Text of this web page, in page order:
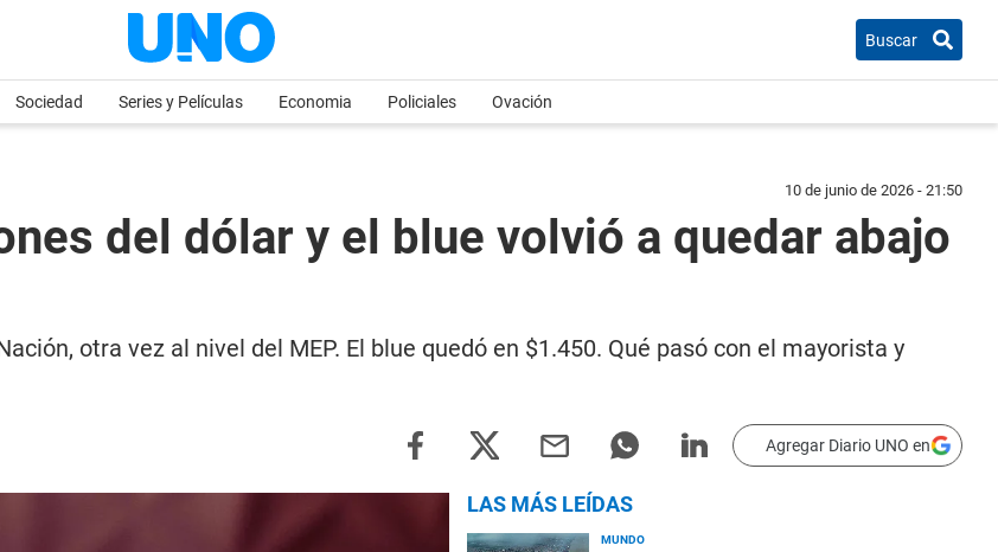
Buscar
Sociedad Series y Películas Economia Policiales Ovación
10 de junio de 2026 - 21:50
del dólar y el blue volvió a quedar abajo
otra vez al nivel del MEP. El blue quedó en $1.450. Qué pasó con el mayorista y
Agregar Diario UNO en
LAS MÁS LEÍDAS
MUNDO